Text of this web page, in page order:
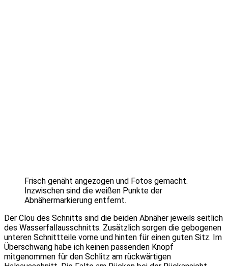
Frisch genäht angezogen und Fotos gemacht.
Inzwischen sind die weißen Punkte der
Abnähermarkierung entfernt.
Der Clou des Schnitts sind die beiden Abnäher jeweils seitlich
des Wasserfallausschnitts. Zusätzlich sorgen die gebogenen
unteren Schnittteile vorne und hinten für einen guten Sitz. Im
Überschwang habe ich keinen passenden Knopf
mitgenommen für den Schlitz am rückwärtigen